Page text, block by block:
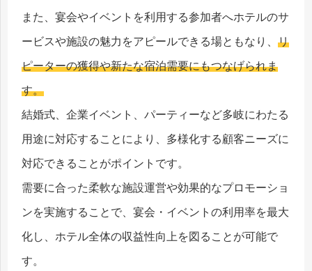
また、宴会やイベントを利用する参加者へホテルのサ
ービスや施設の魅力をアピールできる場ともなり、リ
ピーターの獲得や新たな宿泊需要にもつなげられま
す。
結婚式、企業イベント、パーティーなど多岐にわたる
用途に対応することにより、多様化する顧客ニーズに
対応できることがポイントです。
需要に合った柔軟な施設運営や効果的なプロモーショ
ンを実施することで、宴会・イベントの利用率を最大
化し、ホテル全体の収益性向上を図ることが可能で
す。